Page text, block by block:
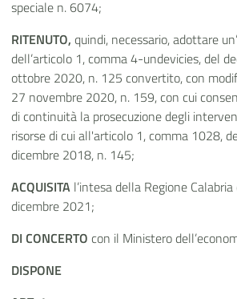
speciale n. 6074;
RITENUTO, quindi, necessario, adottare
dell’articolo 1, comma 4-undevicies, del
ottobre 2020, n. 125 convertito, con
27 novembre 2020, n. 159, con cui
di continuità la prosecuzione degli
risorse di cui all'articolo 1, comma 1028,
dicembre 2018, n. 145;
ACQUISITA l’intesa della Regione
dicembre 2021;
DI CONCERTO con il Ministero
DISPONE